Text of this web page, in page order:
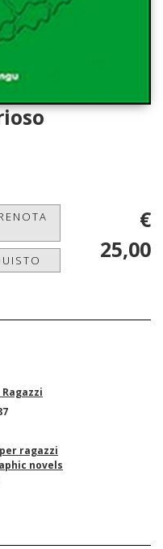
€
25,00
ragazzi
novels